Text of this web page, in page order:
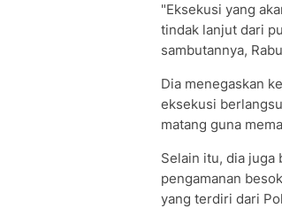
"Eksekusi yang
tindak lanjut dari
sambutannya,
Dia menegaskan
eksekusi
matang guna
Selain itu, dia juga
pengamanan
yang terdiri dari